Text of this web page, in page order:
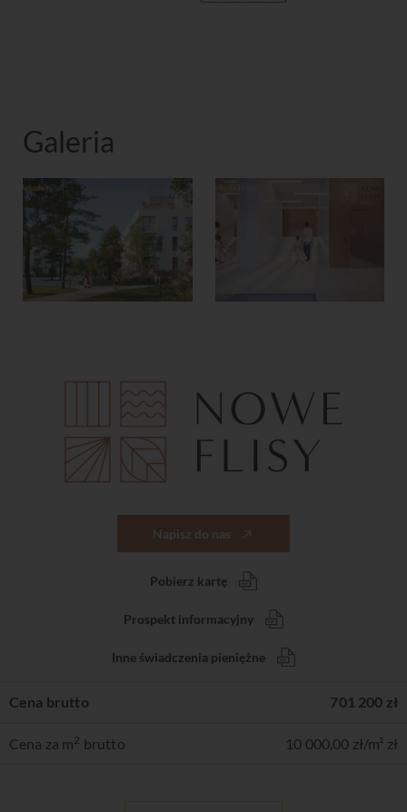
Galeria
Napisz do nas
Pobierz kartę
Prospekt informacyjny
Inne świadczenia pieniężne
Cena brutto 701 200 zł
Cena za m2 brutto 10 000,00 zł/m² zł